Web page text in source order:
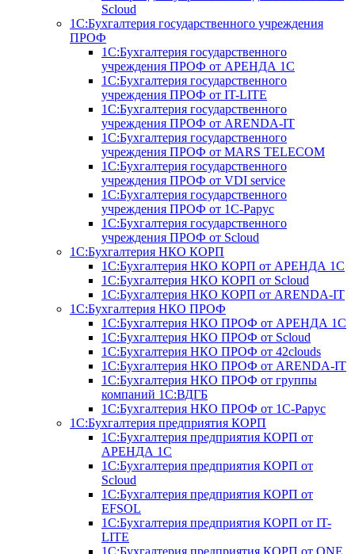
Scloud
1С:Бухгалтерия государственного учреждения
ПРОФ
1С:Бухгалтерия государственного
учреждения ПРОФ от АРЕНДА 1С
1С:Бухгалтерия государственного
учреждения ПРОФ от IT-LITE
1С:Бухгалтерия государственного
учреждения ПРОФ от ARENDA-IT
1С:Бухгалтерия государственного
учреждения ПРОФ от MARS TELECOM
1С:Бухгалтерия государственного
учреждения ПРОФ от VDI service
1С:Бухгалтерия государственного
учреждения ПРОФ от 1С-Рарус
1С:Бухгалтерия государственного
учреждения ПРОФ от Scloud
1С:Бухгалтерия НКО КОРП
1С:Бухгалтерия НКО КОРП от АРЕНДА 1С
1С:Бухгалтерия НКО КОРП от Scloud
1С:Бухгалтерия НКО КОРП от ARENDA-IT
1С:Бухгалтерия НКО ПРОФ
1С:Бухгалтерия НКО ПРОФ от АРЕНДА 1С
1С:Бухгалтерия НКО ПРОФ от Scloud
1С:Бухгалтерия НКО ПРОФ от 42clouds
1С:Бухгалтерия НКО ПРОФ от ARENDA-IT
1С:Бухгалтерия НКО ПРОФ от группы
компаний 1С:ВДГБ
1С:Бухгалтерия НКО ПРОФ от 1С-Рарус
1С:Бухгалтерия предприятия КОРП
1С:Бухгалтерия предприятия КОРП от
АРЕНДА 1С
1С:Бухгалтерия предприятия КОРП от
Scloud
1С:Бухгалтерия предприятия КОРП от
EFSOL
1С:Бухгалтерия предприятия КОРП от IT-
LITE